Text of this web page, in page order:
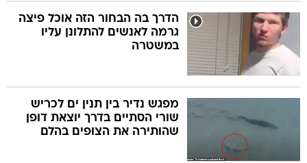
הדרך בה הבחור הזה אוכל פיצה
גרמה לאנשים להתלונן עליו
במשטרה
מפגש נדיר בין תנין ים לכריש
שורי הסתיים בדרך יוצאת דופן
שהותירה את הצופים בהלם